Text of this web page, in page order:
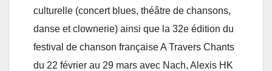
culturelle (concert blues, théâtre de chansons,
danse et clownerie) ainsi que la 32e édition du
festival de chanson française A Travers Chants
du 22 février au 29 mars avec Nach, Alexis HK